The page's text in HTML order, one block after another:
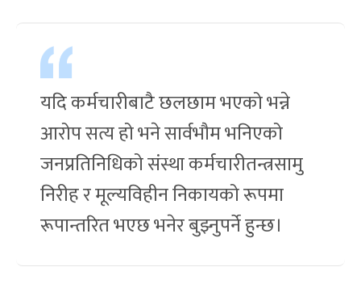
यदि कर्मचारीबाटै छलछाम भएको भन्ने
आरोप सत्य हो भने सार्वभौम भनिएको
जनप्रतिनिधिको संस्था कर्मचारीतन्त्रसामु
निरीह र मूल्यविहीन निकायको रूपमा
रूपान्तरित भएछ भनेर बुझ्नुपर्ने हुन्छ।